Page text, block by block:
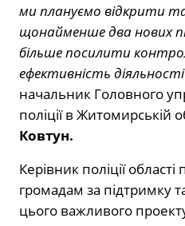
ми плануємо відкрити
щонайменше два нових
більше посилити
ефективність діяльності
начальник Головного
поліції в Житомирській
Ковтун.
Керівник поліції
громадам за підтримку
цього важливого